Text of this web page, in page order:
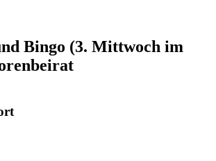
Bingo (3. Mittwoch im